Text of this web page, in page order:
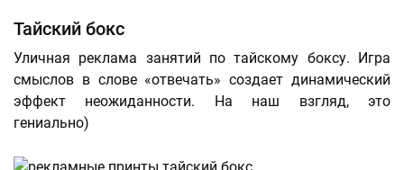
Тайский бокс
Уличная реклама занятий по тайскому боксу. Игра
смыслов в слове «отвечать» создает динамический
эффект неожиданности. На наш взгляд, это
гениально)